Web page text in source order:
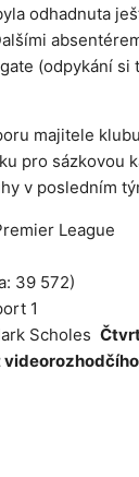
odhadnuta
(odpykání
majitele
pro sázkovou
v posledním
League
39 572)
1
Scholes